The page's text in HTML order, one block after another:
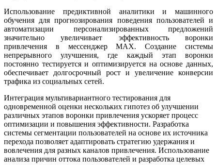
Использование предиктивной аналитики и машинного
обучения для прогнозирования поведения пользователей и
автоматизации персонализированных предложений
значительно увеличивает эффективность воронки
привлечения в мессенджер MAX. Создание системы
непрерывного улучшения, где каждый этап воронки
постоянно тестируется и оптимизируется на основе данных,
обеспечивает долгосрочный рост и увеличение конверсии
трафика из социальных сетей.
Интеграция мультивариантного тестирования для
одновременной оценки нескольких гипотез об улучшении
различных этапов воронки привлечения ускоряет процесс
оптимизации и повышения эффективности. Разработка
системы сегментации пользователей на основе их источника
перехода позволяет адаптировать стратегию удержания и
вовлечения для разных каналов привлечения. Использование
анализа причин оттока пользователей и разработка целевых